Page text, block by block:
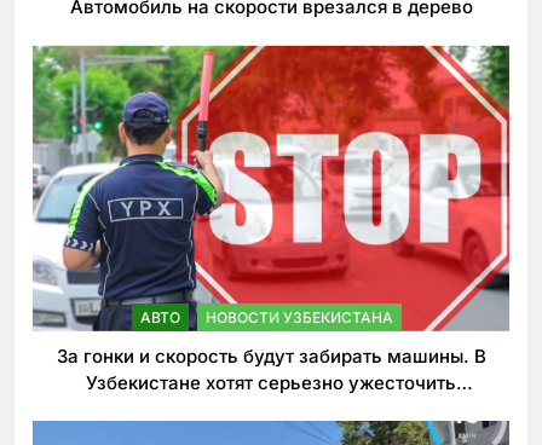
Автомобиль на скорости врезался в дерево
АВТО НОВОСТИ УЗБЕКИСТАНА
За гонки и скорость будут забирать машины. В
Узбекистане хотят серьезно ужесточить